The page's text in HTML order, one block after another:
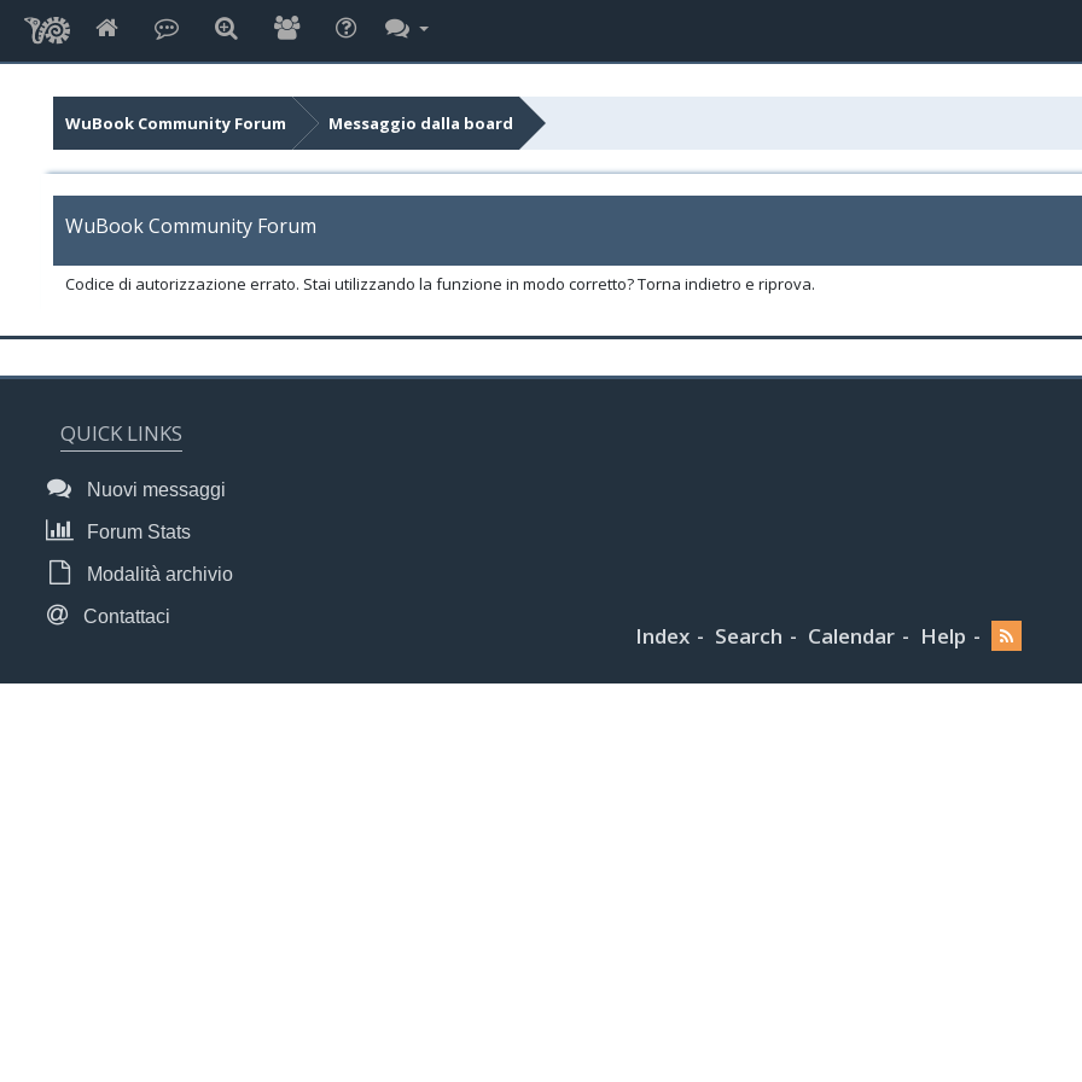
WuBook Community Forum Messaggio dalla board
WuBook Community Forum
Codice di autorizzazione errato. Stai utilizzando la funzione in modo corretto? Torna indietro e riprova.
QUICK LINKS
Nuovi messaggi
Forum Stats
Modalità archivio
Contattaci
Index Search Calendar Help